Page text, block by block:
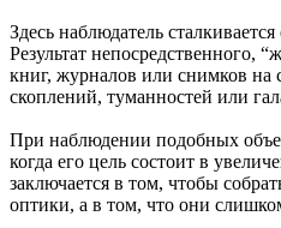
Здесь наблюдатель
Результат непосредственного,
книг, журналов или снимков на
скоплений, туманностей или
При наблюдении подобных
когда его цель состоит в
заключается в том, чтобы
оптики, а в том, что они